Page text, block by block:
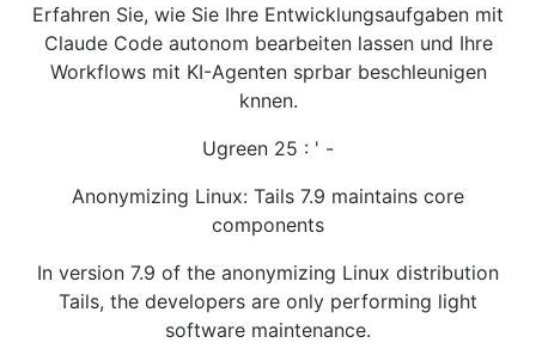
Erfahren Sie, wie Sie Ihre Entwicklungsaufgaben mit
Claude Code autonom bearbeiten lassen und Ihre
Workflows mit KI-Agenten sprbar beschleunigen
knnen.
Ugreen 25 : ' -
Anonymizing Linux: Tails 7.9 maintains core
components
In version 7.9 of the anonymizing Linux distribution
Tails, the developers are only performing light
software maintenance.